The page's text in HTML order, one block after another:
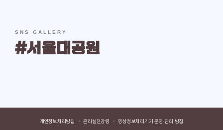
SNS GALLERY
#서울대공원
개인정보처리방침 윤리실천강령 영상정보처리기기 운영·관리 방침